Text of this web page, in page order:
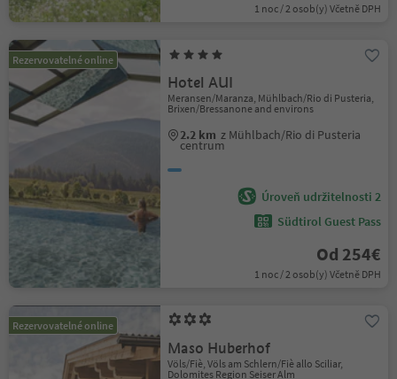
1 noc / 2 osob(y) Včetně DPH
Rezervovatelné online
Hotel AUI
Meransen/Maranza, Mühlbach/Rio di Pusteria,
Brixen/Bressanone and environs
2.2 km z Mühlbach/Rio di Pusteria
centrum
Úroveň udržitelnosti 2
Südtirol Guest Pass
Od 254€
1 noc / 2 osob(y) Včetně DPH
Rezervovatelné online
Maso Huberhof
Völs/Fiè, Völs am Schlern/Fiè allo Sciliar,
Dolomites Region Seiser Alm